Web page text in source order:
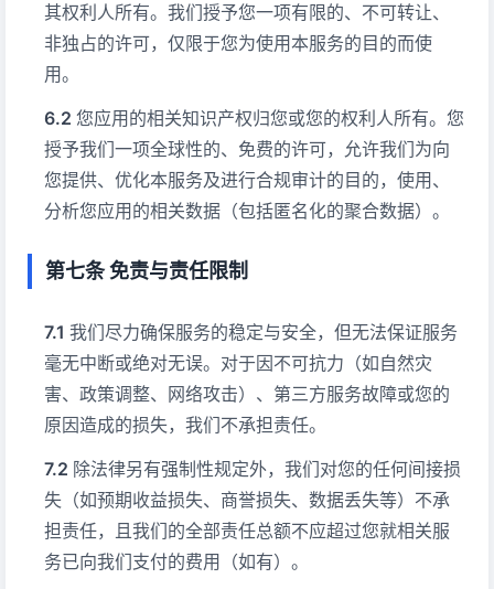
其权利人所有。我们授予您一项有限的、不可转让、
非独占的许可，仅限于您为使用本服务的目的而使
用。
您应用的相关知识产权归您或您的权利人所有。您
授予我们一项全球性的、免费的许可，允许我们为向
您提供、优化本服务及进行合规审计的目的，使用、
分析您应用的相关数据（包括匿名化的聚合数据）。
第七条 免责与责任限制
我们尽力确保服务的稳定与安全，但无法保证服务
毫无中断或绝对无误。对于因不可抗力（如自然灾
害、政策调整、网络攻击）、第三方服务故障或您的
原因造成的损失，我们不承担责任。
除法律另有强制性规定外，我们对您的任何间接损
失（如预期收益损失、商誉损失、数据丢失等）不承
担责任，且我们的全部责任总额不应超过您就相关服
务已向我们支付的费用（如有）。